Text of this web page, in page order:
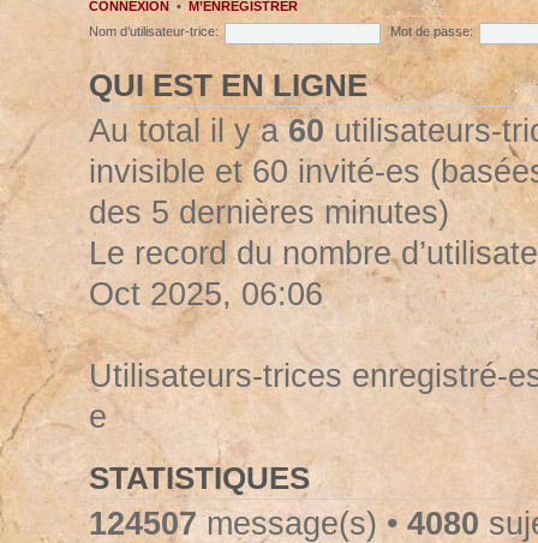
CONNEXION• M’ENREGISTRER
Nom d’utilisateur-trice:
Mot de passe:
QUI EST EN LIGNE
Au total il y a60utilisateurs-
invisible et 60 invité-es
des 5 dernières minutes)
Le record du nombre
Oct 2025, 06:06
Utilisateurs-trices enregistré-
e
STATISTIQUES
124507message(s) • 4080